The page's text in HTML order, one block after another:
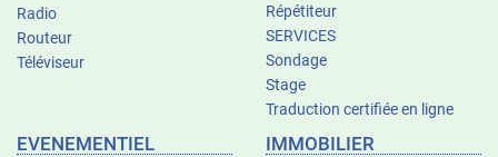
Radio
Routeur
Téléviseur
Répétiteur
SERVICES
Sondage
Stage
Traduction certifiée en ligne
EVENEMENTIEL IMMOBILIER